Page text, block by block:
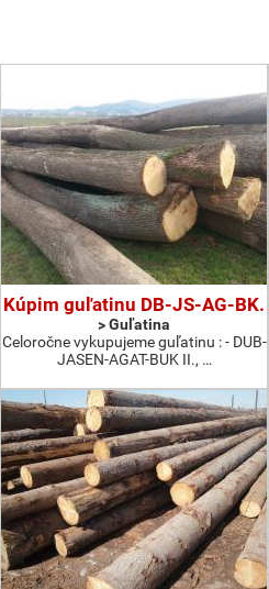
Kúpim guľatinu DB-JS-AG-BK.
> Guľatina
Celoročne vykupujeme guľatinu : - DUB-
JASEN-AGAT-BUK II., …